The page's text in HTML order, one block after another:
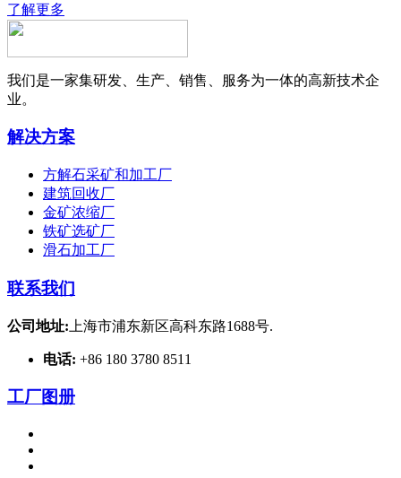
了解更多
我们是一家集研发、生产、销售、服务为一体的高新技术企
业。
解决方案
方解石采矿和加工厂
建筑回收厂
金矿浓缩厂
铁矿选矿厂
滑石加工厂
联系我们
公司地址: 上海市浦东新区高科东路1688号.
电话: +86 180 3780 8511
工厂图册